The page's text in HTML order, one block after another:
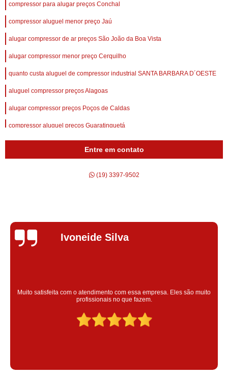
compressor para alugar preços Conchal
compressor aluguel menor preço Jaú
alugar compressor de ar preços São João da Boa Vista
alugar compressor menor preço Cerquilho
quanto custa aluguel de compressor industrial SANTA BARBARA D´OESTE
aluguel compressor preços Alagoas
alugar compressor preços Poços de Caldas
compressor aluguel preços Guaratinguetá
quanto custa alugar compressor de ar Tapiratiba
alugar compressor preços Itatiba
alugar compressor de ar schulz Porto Ferreira
aluguel compressor ar Nova Odessa
aluguel compressor de ar Tapiratiba
aluguel compressor schulz pelotas
quanto custa compressor aluguel Tapiratiba
Entre em contato
(19) 3397-9502
Silvana Alves
Super satisfeita com o serviço prestado, atendimento muito bom!
colaoradores educado e transparente, destaque para o colaborador
Claudinei excelente profissional!